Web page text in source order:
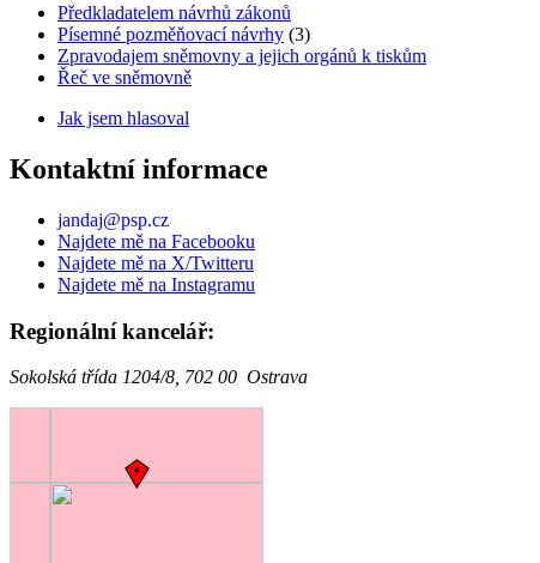
Předkladatelem návrhů zákonů
Písemné pozměňovací návrhy (3)
Zpravodajem sněmovny a jejich orgánů k tiskům
Řeč ve sněmovně
Jak jsem hlasoval
Kontaktní informace
jandaj@psp.cz
Najdete mě na Facebooku
Najdete mě na X/Twitteru
Najdete mě na Instagramu
Regionální kancelář:
Sokolská třída 1204/8, 702 00 Ostrava